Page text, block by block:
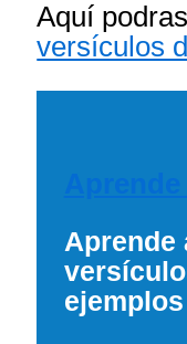
Aquí
versículos
Aprende